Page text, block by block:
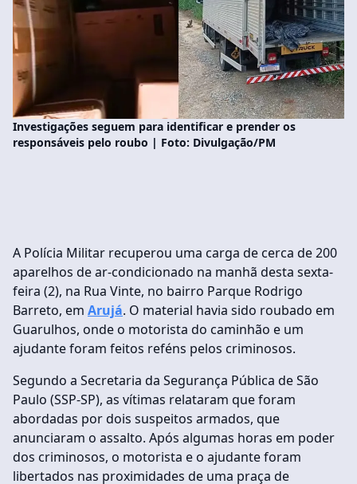
Investigações seguem para identificar e prender os
responsáveis pelo roubo | Foto: Divulgação/PM
A Polícia Militar recuperou uma carga de cerca de 200
aparelhos de ar-condicionado na manhã desta sexta-
feira (2), na Rua Vinte, no bairro Parque Rodrigo
Barreto, em Arujá. O material havia sido roubado em
Guarulhos, onde o motorista do caminhão e um
ajudante foram feitos reféns pelos criminosos.
Segundo a Secretaria da Segurança Pública de São
Paulo (SSP-SP), as vítimas relataram que foram
abordadas por dois suspeitos armados, que
anunciaram o assalto. Após algumas horas em poder
dos criminosos, o motorista e o ajudante foram
libertados nas proximidades de uma praça de